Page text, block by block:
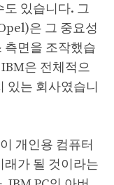
도 있습니다. 그
은 그 중요성
측면을 조작했습
은 전체적으
있는 회사였습니
개인용 컴퓨터
래가 될 것이라는